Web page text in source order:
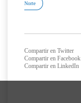
Norte
Compartir en Twitter
Compartir en Facebook
Compartir en LinkedIn